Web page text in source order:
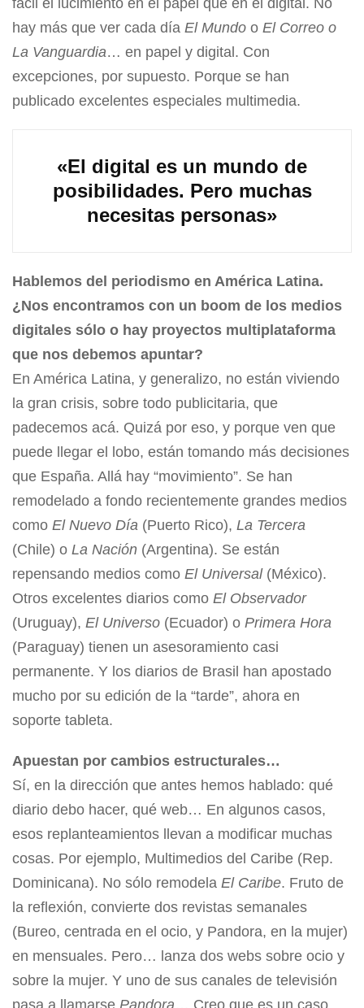
hay más que ver cada día El Mundo o El Correo o
La Vanguardia… en papel y digital. Con
excepciones, por supuesto. Porque se han
publicado excelentes especiales multimedia.
«El digital es un mundo de
posibilidades. Pero muchas
necesitas personas»
Hablemos del periodismo en América Latina.
¿Nos encontramos con un boom de los medios
digitales sólo o hay proyectos multiplataforma
que nos debemos apuntar?
En América Latina, y generalizo, no están viviendo
la gran crisis, sobre todo publicitaria, que
padecemos acá. Quizá por eso, y porque ven que
puede llegar el lobo, están tomando más decisiones
que España. Allá hay “movimiento”. Se han
remodelado a fondo recientemente grandes medios
como El Nuevo Día (Puerto Rico), La Tercera
(Chile) o La Nación (Argentina). Se están
repensando medios como El Universal(México).
Otros excelentes diarios como El Observador
(Uruguay), El Universo (Ecuador) o Primera Hora
(Paraguay) tienen un asesoramiento casi
permanente. Y los diarios de Brasil han apostado
mucho por su edición de la “tarde”, ahora en
soporte tableta.
Apuestan por cambios estructurales…
Sí, en la dirección que antes hemos hablado: qué
diario debo hacer, qué web… En algunos casos,
esos replanteamientos llevan a modificar muchas
cosas. Por ejemplo, Multimedios del Caribe (Rep.
Dominicana). No sólo remodela El Caribe. Fruto de
la reflexión, convierte dos revistas semanales
(Bureo, centrada en el ocio, y Pandora, en la mujer)
en mensuales. Pero… lanza dos webs sobre ocio y
sobre la mujer. Y uno de sus canales de televisión
pasa a llamarse Pandora… Creo que es un caso